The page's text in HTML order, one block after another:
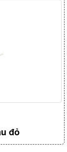
đỏ